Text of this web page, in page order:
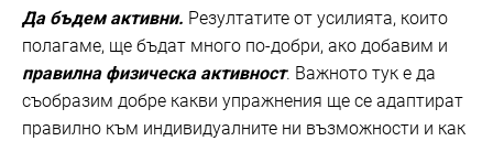
Да бъдем активни. Резултатите от усилията, които
полагаме, ще бъдат много по-добри, ако добавим и
правилна физическа активност. Важното тук е да
съобразим добре какви упражнения ще се адаптират
правилно към индивидуалните ни възможности и как